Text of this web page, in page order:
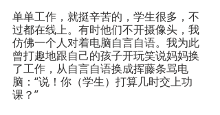
单单工作，就挺辛苦的，学生很多，不
过都在线上。有时他们不开摄像头，我
仿佛一个人对着电脑自言自语。我为此
曾打趣地跟自己的孩子开玩笑说妈妈换
了工作，从自言自语换成挥藤条骂电
脑：“说！你（学生）打算几时交上功
课？”